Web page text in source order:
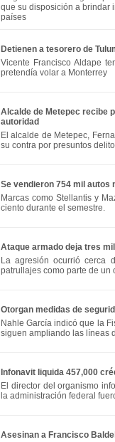
que su disposición a brindar
países
Detienen a tesorero de
Vicente Francisco Aldape
pretendía volar a Monterrey
Alcalde de Metepec recibe
autoridad
El alcalde de Metepec,
su contra por presuntos
Se vendieron 754 mil autos
Marcas como Stellantis y
ciento durante el semestre.
Ataque armado deja tres
La agresión ocurrió cerca
patrullajes como parte de un
Otorgan medidas de
Nahle García indicó que la
siguen ampliando las líneas
Infonavit liquida 457,000
El director del organismo
la administración federal
Asesinan a Francisco